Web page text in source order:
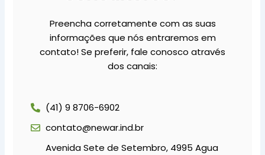
Preencha corretamente com as suas
informações que nós entraremos em
contato! Se preferir, fale conosco através
dos canais:
(41) 9 8706-6902
contato@newar.ind.br
Avenida Sete de Setembro, 4995 Agua